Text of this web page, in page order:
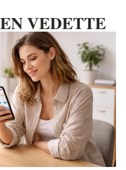
VEDETTE